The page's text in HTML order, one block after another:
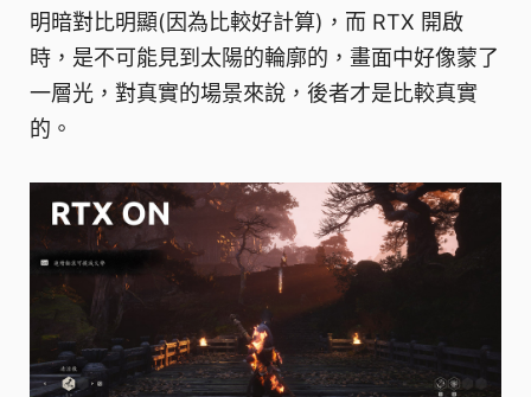
明暗對比明顯(因為比較好計算)，而 RTX 開啟
時，是不可能見到太陽的輪廓的，畫面中好像蒙了
一層光，對真實的場景來說，後者才是比較真實
的。